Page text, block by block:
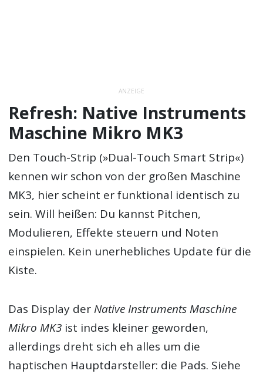
ANZEIGE
Refresh: Native Instruments
Maschine Mikro MK3
Den Touch-Strip (»Dual-Touch Smart Strip«)
kennen wir schon von der großen Maschine
MK3, hier scheint er funktional identisch zu
sein. Will heißen: Du kannst Pitchen,
Modulieren, Effekte steuern und Noten
einspielen. Kein unerhebliches Update für die
Kiste.
Das Display derNative Instruments Maschine
Mikro MK3 ist indes kleiner geworden,
allerdings dreht sich eh alles um die
haptischen Hauptdarsteller: die Pads. Siehe